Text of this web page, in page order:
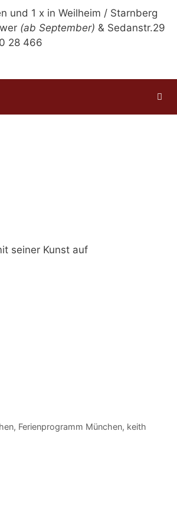
und 1 x in Weilheim / Starnberg
(ab September) & Sedanstr.29
28 466
seiner Kunst auf
, Ferienprogramm München, keith